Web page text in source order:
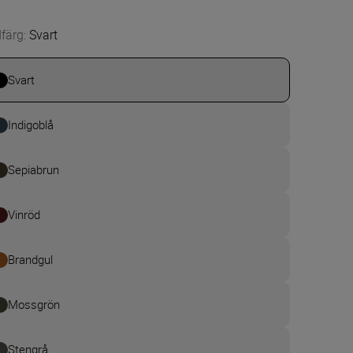
:Svart
Svart
Indigoblå
Sepiabrun
Vinröd
Brandgul
Mossgrön
Stengrå